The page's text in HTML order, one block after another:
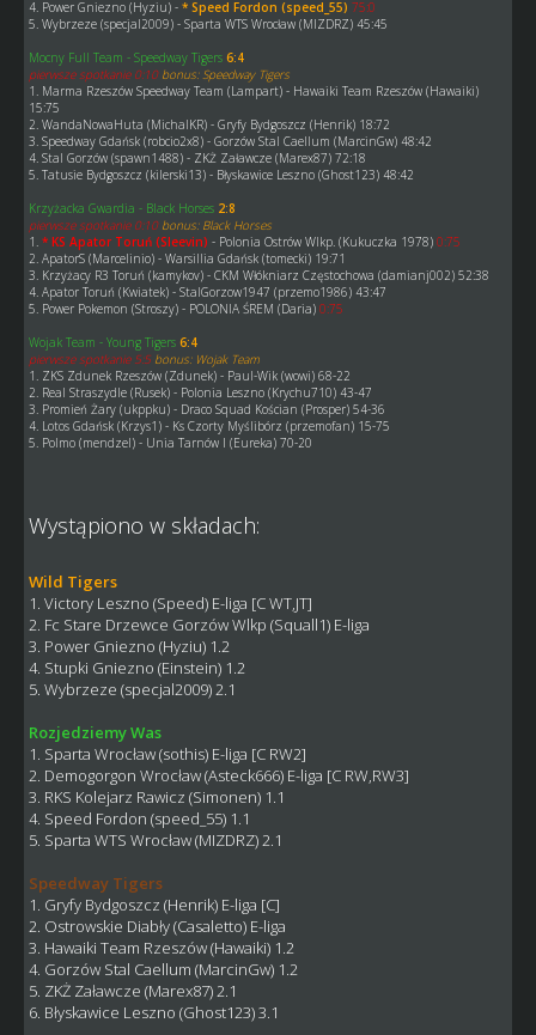
4. Power Gniezno (Hyziu) - * Speed Fordon (speed_55) 75:0
5. Wybrzeze (specjal2009) - Sparta WTS Wrocław (MIZDRZ) 45:45
Mocny Full Team - Speedway Tigers 6:4
pierwsze spotkanie 0:10 bonus: Speedway Tigers
1. Marma Rzeszów Speedway Team (Lampart) - Hawaiki Team Rzeszów (Hawaiki)
15:75
2. WandaNowaHuta (MichalKR) - Gryfy Bydgoszcz (Henrik) 18:72
3. Speedway Gdańsk (robcio2x8) - Gorzów Stal Caellum (MarcinGw) 48:42
4. Stal Gorzów (spawn1488) - ZKŻ Załawcze (Marex87) 72:18
5. Tatusie Bydgoszcz (kilerski13) - Błyskawice Leszno (Ghost123) 48:42
Krzyżacka Gwardia - Black Horses 2:8
pierwsze spotkanie 0:10 bonus: Black Horses
1. * KS Apator Toruń (Sleevin) - Polonia Ostrów Wlkp. (Kukuczka 1978) 0:75
2. ApatorS (Marcelinio) - Warsillia Gdańsk (tomecki) 19:71
3. Krzyżacy R3 Toruń (kamykov) - CKM Włókniarz Częstochowa (damianj002) 52:38
4. Apator Toruń (Kwiatek) - StalGorzow1947 (przemo1986) 43:47
5. Power Pokemon (Stroszy) - POLONIA ŚREM (Daria) 0:75
Wojak Team - Young Tigers 6:4
pierwsze spotkanie 5:5 bonus: Wojak Team
1. ZKS Zdunek Rzeszów (Zdunek) - Paul-Wik (wowi) 68-22
2. Real Straszydle (Rusek) - Polonia Leszno (Krychu710) 43-47
3. Promień Żary (ukppku) - Draco Squad Kościan (Prosper) 54-36
4. Lotos Gdańsk (Krzys1) - Ks Czorty Myślibórz (przemofan) 15-75
5. Polmo (mendzel) - Unia Tarnów I (Eureka) 70-20
Wystąpiono w składach:
Wild Tigers
1. Victory Leszno (Speed) E-liga [C WT,JT]
2. Fc Stare Drzewce Gorzów Wlkp (Squall1) E-liga
3. Power Gniezno (Hyziu) 1.2
4. Stupki Gniezno (Einstein) 1.2
5. Wybrzeze (specjal2009) 2.1
Rozjedziemy Was
1. Sparta Wrocław (sothis) E-liga [C RW2]
2. Demogorgon Wrocław (Asteck666) E-liga [C RW,RW3]
3. RKS Kolejarz Rawicz (Simonen) 1.1
4. Speed Fordon (speed_55) 1.1
5. Sparta WTS Wrocław (MIZDRZ) 2.1
Speedway Tigers
1. Gryfy Bydgoszcz (Henrik) E-liga [C]
2. Ostrowskie Diabły (Casaletto) E-liga
3. Hawaiki Team Rzeszów (Hawaiki) 1.2
4. Gorzów Stal Caellum (MarcinGw) 1.2
5. ZKŻ Załawcze (Marex87) 2.1
6. Błyskawice Leszno (Ghost123) 3.1